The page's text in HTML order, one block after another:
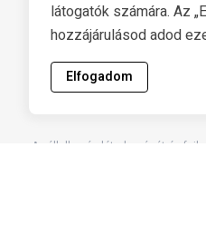
Adatkezelési Tájékoztató
A vállalkozás létrehozását és
látogatók számára. Az
hozzájárulásod adod
Elfogadom